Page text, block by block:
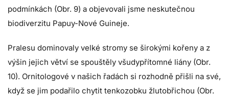
podmínkách (Obr. 9) a objevovali jsme neskutečnou
biodiverzitu Papuy-Nové Guineje.
Pralesu dominovaly velké stromy se širokými kořeny a z
výšin jejich větví se spouštěly všudypřítomné liány (Obr.
10). Ornitologové v našich řadách si rozhodně přišli na své,
když se jim podařilo chytit tenkozobku žlutobřichou (Obr.